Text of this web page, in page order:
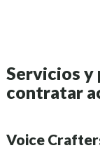
Servicios y
contratar
Voice